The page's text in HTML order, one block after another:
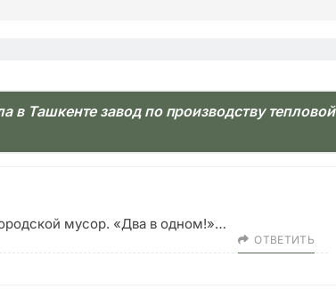
в Ташкенте завод по производству тепловой
мусор. «Два в одном!»…
ОТВЕТИТЬ